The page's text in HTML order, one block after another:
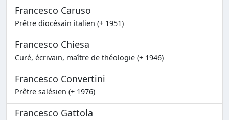
Francesco Caruso
Prêtre diocésain italien (+ 1951)
Francesco Chiesa
Curé, écrivain, maître de théologie (+ 1946)
Francesco Convertini
Prêtre salésien (+ 1976)
Francesco Gattola